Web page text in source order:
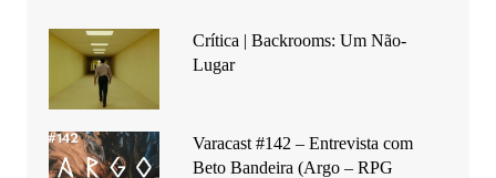
Crítica | Backrooms: Um Não-
Lugar
Varacast #142 – Entrevista com
Beto Bandeira (Argo – RPG